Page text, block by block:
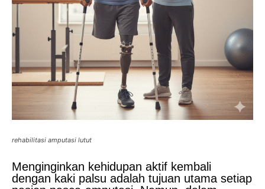
rehabilitasi amputasi lutut
Menginginkan kehidupan aktif kembali
dengan kaki palsu adalah tujuan utama setiap